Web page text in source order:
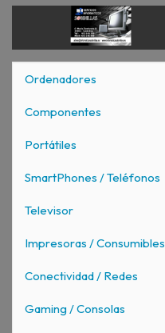
Ordenadores
Componentes
Portátiles
SmartPhones / Teléfonos
Televisor
Impresoras / Consumibles
Conectividad / Redes
Gaming / Consolas